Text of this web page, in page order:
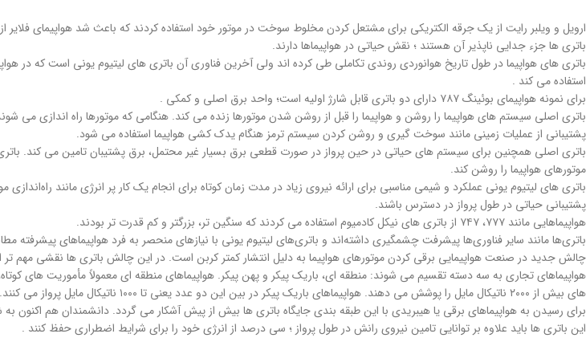
ارویل و ویلبر رایت از یک جرقه الکتریکی برای مشتعل کردن مخلوط سوخت در موتور خود استفاده کردند که باعث شد هواپیمای فلایر
باتری ها جزء جدایی ناپذیر آن هستند ؛ نقش حیاتی در هواپیماها دارند.
باتری های هواپیما در طول تاریخ هوانوردی روندی تکاملی طی کرده اند ولی آخرین فناوری آن باتری های لیتیوم یونی است که در
استفاده می کند .
برای نمونه هواپیمای بوئینگ ۷۸۷ دارای دو باتری قابل شارژ اولیه است؛ واحد برق اصلی و کمکی .
باتری اصلی سیستم های هواپیما را روشن و هواپیما را قبل از روشن شدن موتورها زنده می کند. هنگامی که موتورها راه اندازی می
پشتیبانی از عملیات زمینی مانند سوخت گیری و روشن کردن سیستم ترمز هنگام یدک کشی هواپیما استفاده می شود.
موتورهای هواپیما را روشن کند.
باتری های لیتیوم یونی عملکرد و شیمی مناسبی برای ارائه نیروی زیاد در مدت زمان کوتاه برای انجام یک کار پر انرژی مانند
پشتیبانی حیاتی در طول پرواز در دسترس باشند.
هواپیماهایی مانند ۷۷۷، ۷۴۷ از باتری های نیکل کادمیوم استفاده می کردند که سنگین تر، بزرگتر و کم قدرت تر بودند.
باتری‌ها مانند سایر فناوری‌ها پیشرفت چشمگیری داشته‌اند و باتری‌های لیتیوم یونی با نیازهای منحصر به فرد هواپیماهای پیشرفته
چالش جدید در صنعت هواپیمایی برقی کردن موتورهای هواپیما به دلیل انتشار کمتر کربن است. در این چالش باتری ها نقشی مهم تر
های بیش از ۲۰۰۰ ناتیکال مایل را پوشش می دهند. هواپیماهای باریک پیکر در بین این دو عدد یعنی تا ۱۰۰۰ ناتیکال مایل پرواز می کنند.
برای رسیدن به هواپیماهای برقی یا هیبریدی با این طبقه بندی جایگاه باتری ها بیش از پیش آشکار می گردد. دانشمندان هم اکنون
این باتری ها باید علاوه بر توانایی تامین نیروی رانش در طول پرواز ؛ سی درصد از انرژی خود را برای شرایط اضطراری حفظ کنند .